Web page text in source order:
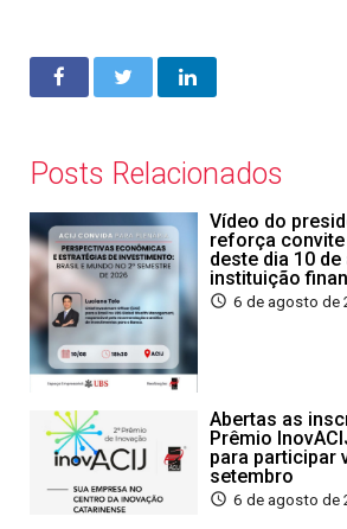
Posts Relacionados
Vídeo do
reforça convite
deste dia 10
instituição
6 de agosto de
Abertas as
Prêmio
para participar
setembro
6 de agosto de